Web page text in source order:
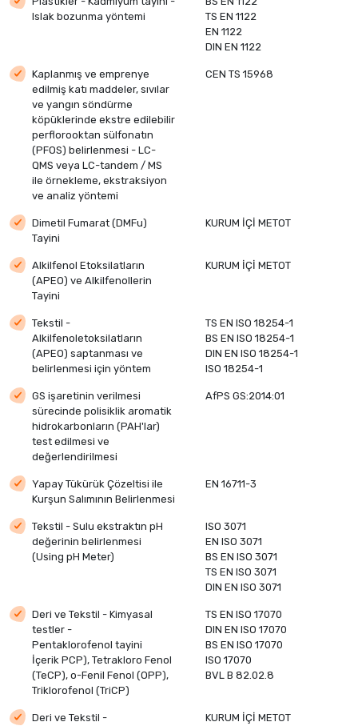
Islak bozunma yöntemi
TS EN 1122
EN 1122
DIN EN 1122
Kaplanmış ve emprenye
edilmiş katı maddeler, sıvılar
ve yangın söndürme
köpüklerinde ekstre edilebilir
perflorooktan sülfonatın
(PFOS) belirlenmesi - LC-
QMS veya LC-tandem / MS
ile örnekleme, ekstraksiyon
ve analiz yöntemi
CEN TS 15968
Dimetil Fumarat (DMFu)
Tayini
KURUM İÇİ METOT
Alkilfenol Etoksilatların
(APEO) ve Alkilfenollerin
Tayini
KURUM İÇİ METOT
Tekstil -
Alkilfenoletoksilatların
(APEO) saptanması ve
belirlenmesi için yöntem
TS EN ISO 18254-1
BS EN ISO 18254-1
DIN EN ISO 18254-1
ISO 18254-1
GS işaretinin verilmesi
sürecinde polisiklik aromatik
hidrokarbonların (PAH'lar)
test edilmesi ve
değerlendirilmesi
AfPS GS:2014:01
Yapay Tükürük Çözeltisi ile
Kurşun Salımının Belirlenmesi
EN 16711-3
Tekstil - Sulu ekstraktın pH
değerinin belirlenmesi
(Using pH Meter)
ISO 3071
EN ISO 3071
BS EN ISO 3071
TS EN ISO 3071
DIN EN ISO 3071
Deri ve Tekstil - Kimyasal
testler -
Pentaklorofenol tayini
İçerik PCP), Tetrakloro Fenol
(TeCP), o-Fenil Fenol (OPP),
Triklorofenol (TriCP)
TS EN ISO 17070
DIN EN ISO 17070
BS EN ISO 17070
ISO 17070
BVL B 82.02.8
Deri ve Tekstil -
KURUM İÇİ METOT